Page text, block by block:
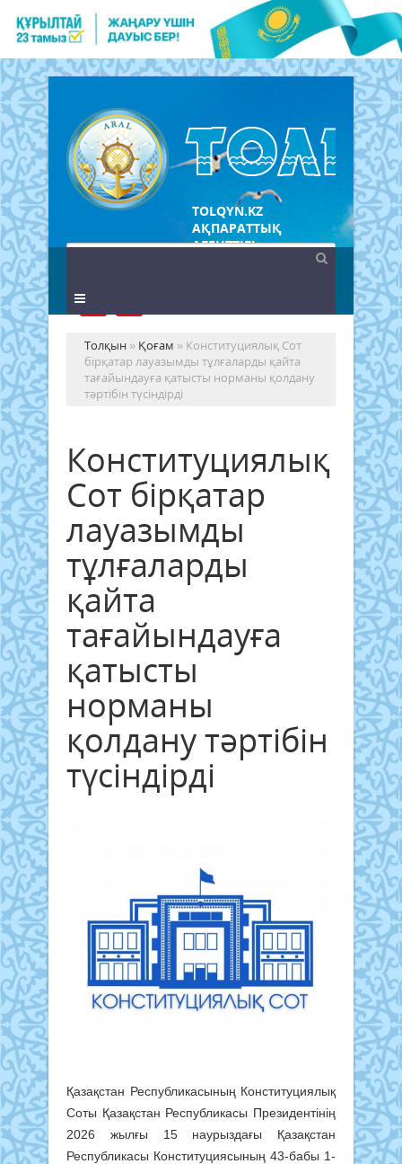
TOLQYN.KZ
АҚПАРАТТЫҚ
АГЕНТТІГІ
Толқын » Қоғам » Конституциялық Сот
бірқатар лауазымды тұлғаларды қайта
тағайындауға қатысты норманы қолдану
тәртібін түсіндірді
Конституциялық
Сот бірқатар
лауазымды
тұлғаларды
қайта
тағайындауға
қатысты
норманы
қолдану тәртібін
түсіндірді
Қазақстан Республикасының Конституциялық
Соты Қазақстан Республикасы Президентінің
2026 жылғы 15 наурыздағы Қазақстан
Республикасы Конституциясының 43-бабы 1-